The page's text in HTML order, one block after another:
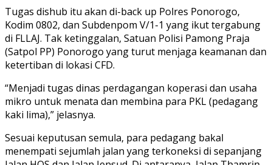
Tugas dishub itu akan di-back up Polres Ponorogo,
Kodim 0802, dan Subdenpom V/1-1 yang ikut tergabung
di FLLAJ. Tak ketinggalan, Satuan Polisi Pamong Praja
(Satpol PP) Ponorogo yang turut menjaga keamanan dan
ketertiban di lokasi CFD.
“Menjadi tugas dinas perdagangan koperasi dan usaha
mikro untuk menata dan membina para PKL (pedagang
kaki lima),” jelasnya.
Sesuai keputusan semula, para pedagang bakal
menempati sejumlah jalan yang terkoneksi di sepanjang